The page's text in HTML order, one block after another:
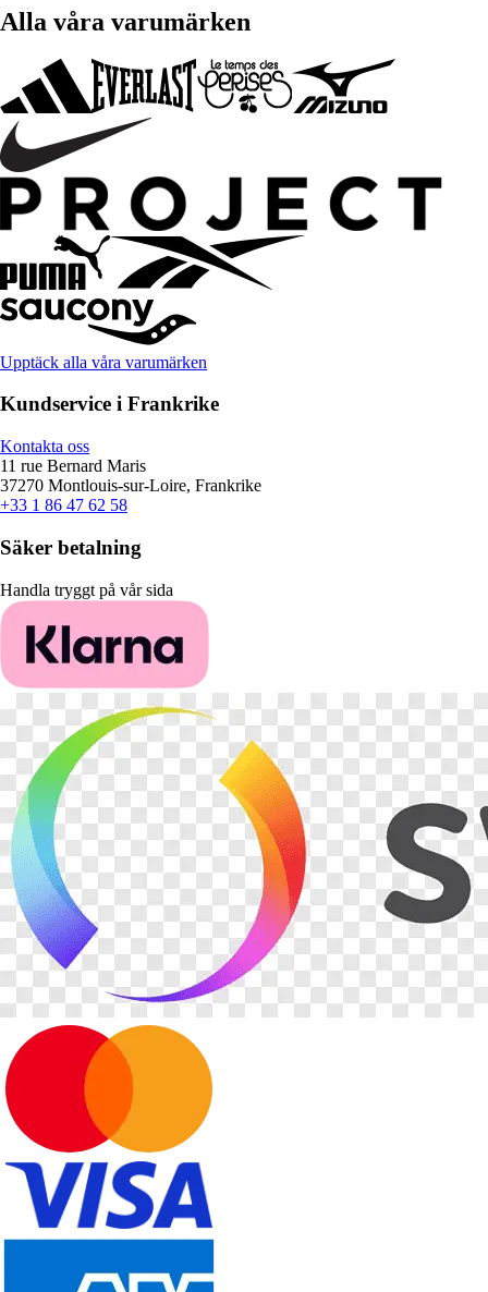
Alla våra varumärken
Upptäck alla våra varumärken
Kundservice i Frankrike
Kontakta oss
11 rue Bernard Maris
37270 Montlouis-sur-Loire, Frankrike
+33 1 86 47 62 58
Säker betalning
Handla tryggt på vår sida